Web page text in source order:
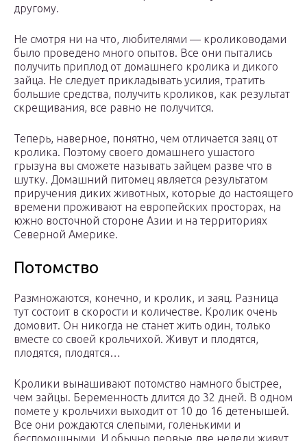
другому.
Не смотря ни на что, любителями — кролиководами
было проведено много опытов. Все они пытались
получить приплод от домашнего кролика и дикого
зайца. Не следует прикладывать усилия, тратить
большие средства, получить кроликов, как результат
скрещивания, все равно не получится.
Теперь, наверное, понятно, чем отличается заяц от
кролика. Поэтому своего домашнего ушастого
грызуна вы сможете называть зайцем разве что в
шутку. Домашний питомец является результатом
приручения диких животных, которые до настоящего
времени проживают на европейских просторах, на
южно восточной стороне Азии и на территориях
Северной Америке.
Потомство
Размножаются, конечно, и кролик, и заяц. Разница
тут состоит в скорости и количестве. Кролик очень
домовит. Он никогда не станет жить один, только
вместе со своей крольчихой. Живут и плодятся,
плодятся, плодятся…
Кролики вынашивают потомство намного быстрее,
чем зайцы. Беременность длится до 32 дней. В одном
помете у крольчихи выходит от 10 до 16 детенышей.
Все они рождаются слепыми, голенькими и
беспомощными. И обычно первые две недели живут